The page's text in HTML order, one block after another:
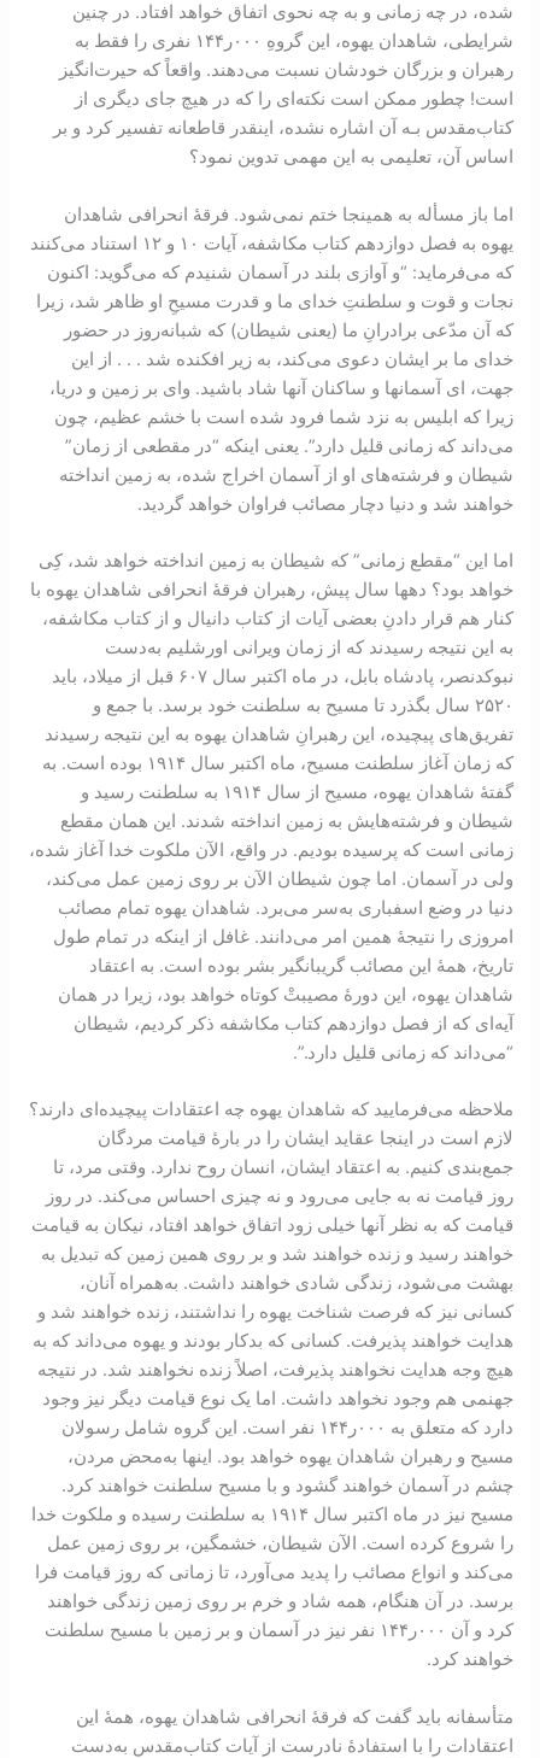
شده، در چه زمانی و به چه نحوی اتفاق خواهد افتاد. در چنین
شرایطی، شاهدان یهوه، این گروهِ ۰۰۰ر۱۴۴ نفری را فقط به
رهبران و بزرگان خودشان نسبت می‌دهند. واقعاً که حیرت‌انگیز
است! چطور ممکن است نکته‌ای را که در هیچ جای دیگری از
کتاب‌مقدس بـه آن اشاره نشده، اینقدر قاطعانه تفسیر کرد و بر
اساس آن، تعلیمی به این مهمی تدوین نمود؟
اما باز مسأله به همینجا ختم نمی‌شود. فرقۀ انحرافی شاهدان
یهوه به فصل دوازدهم کتاب مکاشفه، آيات ۱۰ و ۱۲ استناد می‌کنند
که می‌فرماید: “و آوازی بلند در آسمان شنیدم که می‌گوید: اکنون
نجات و قوت و سلطنتِ خدای ما و قدرت مسیحِ او ظاهر شد، زیرا
که آن مدّعی برادرانِ ما (یعنی شیطان) که شبانه‌روز در حضور
خدای ما بر ایشان دعوی می‌کند، به زیر افکنده شد . . . از این
جهت، ای آسمانها و ساکنان آنها شاد باشید. وای بر زمین و دریا،
زیرا که ابلیس به نزد شما فرود شده است با خشم عظیم، چون
می‌داند که زمانی قلیل دارد”. یعنی اینکه “در مقطعی از زمان”
شیطان و فرشته‌های او از آسمان اخراج شده، به زمین انداخته
خواهند شد و دنیا دچار مصائب فراوان خواهد گردید.
اما این “مقطع زمانی” که شیطان به زمین انداخته خواهد شد، کِی
خواهد بود؟ دهها سال پیش، رهبران فرقۀ انحرافی شاهدان یهوه با
کنار هم قرار دادنِ بعضی آیات از کتاب دانیال و از کتاب مکاشفه،
به این نتیجه رسیدند که از زمان ویرانی اورشلیم به‌دست
نبوکدنصر، پادشاه بابل، در ماه اکتبر سال ۶۰۷ قبل از میلاد، باید
۲۵۲۰ سال بگذرد تا مسیح به سلطنت خود برسد. با جمع و
تفریق‌های پیچیده، این رهبرانِ شاهدان یهوه به این نتیجه رسیدند
که زمان آغاز سلطنت مسیح، ماه اکتبر سال ۱۹۱۴ بوده است. به
گفتۀ شاهدان یهوه، مسیح از سال ۱۹۱۴ به سلطنت رسید و
شیطان و فرشته‌هایش به زمین انداخته شدند. این همان مقطع
زمانی‌ است که پرسیده بودیم. در واقع، الآن ملکوت خدا آغاز شده،
ولی در آسمان. اما چون شیطان الآن بر روی زمین عمل می‌کند،
دنیا در وضع اسفباری به‌سر می‌برد. شاهدان یهوه تمام مصائب
امروزی را نتیجۀ همین امر می‌دانند. غافل از اینکه در تمام طول
تاریخ، همۀ این مصائب گریبانگیر بشر بوده است. به اعتقاد
شاهدان یهوه، این دورۀ مصیبتْ کوتاه خواهد بود، زیرا در همان
آیه‌ای که از فصل دوازدهم کتاب مکاشفه ذکر کردیم، شیطان
“می‌داند که زمانی قلیل دارد.”.
ملاحظه می‌فرمایید که شاهدان یهوه چه اعتقادات پیچیده‌ای دارند؟
لازم است در اینجا عقاید ایشان را در بارۀ قیامت مردگان
جمع‌بندی کنیم. به اعتقاد ایشان، انسان روح ندارد. وقتی مرد، تا
روز قیامت نه به جایی می‌رود و نه چیزی احساس می‌کند. در روز
قیامت که به نظر آنها خیلی زود اتفاق خواهد افتاد، نیکان به قیامت
خواهند رسید و زنده خواهند شد و بر روی همین زمین که تبدیل به
بهشت می‌شود، زندگی شادی خواهند داشت. به‌همراه آنان،
کسانی نیز که فرصت شناخت یهوه را نداشتند، زنده خواهند شد و
هدایت خواهند پذیرفت. کسانی که بدکار بودند و یهوه می‌داند که به
هیچ وجه هدایت نخواهند پذیرفت، اصلاً زنده نخواهند شد. در نتیجه
جهنمی هم وجود نخواهد داشت. اما یک نوع قیامت دیگر نیز وجود
دارد که متعلق به ۰۰۰ر۱۴۴ نفر است. این گروه شامل رسولان
مسیح و رهبران شاهدان یهوه خواهد بود. اینها به‌محض مردن،
چشم در آسمان خواهند گشود و با مسیح سلطنت خواهند کرد.
مسیح نیز در ماه اکتبر سال ۱۹۱۴ به سلطنت رسیده و ملکوت خدا
را شروع کرده است. الآن شیطان، خشمگین، بر روی زمین عمل
می‌کند و انواع مصائب را پدید می‌آورد، تا زمانی که روز قیامت فرا
برسد. در آن هنگام، همه شاد و خرم بر روی زمین زندگی خواهند
کرد و آن ۰۰۰ر۱۴۴ نفر نیز در آسمان و بر زمین با مسیح سلطنت
خواهند کرد.
متأسفانه باید گفت که فرقۀ انحرافی شاهدان یهوه، همۀ این
اعتقادات را با استفادۀ نادرست از آیات کتاب‌مقدس به‌دست